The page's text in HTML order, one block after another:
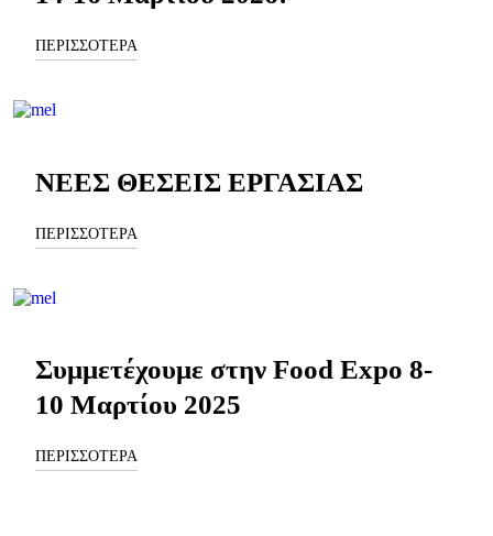
ΠΕΡΙΣΣΟΤΕΡΑ
ΝΕΕΣ ΘΕΣΕΙΣ ΕΡΓΑΣΙΑΣ
ΠΕΡΙΣΣΟΤΕΡΑ
Συμμετέχουμε στην Food Expo 8-
10 Μαρτίου 2025
ΠΕΡΙΣΣΟΤΕΡΑ